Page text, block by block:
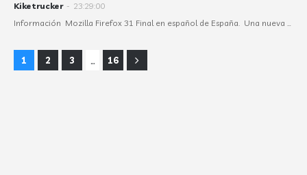
Kiketrucker - 23:29:00
Información Mozilla Firefox 31 Final en español de España. Una nueva …
1 2 3 ... 16